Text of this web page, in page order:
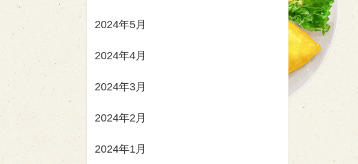
2024年5月
2024年4月
2024年3月
2024年2月
2024年1月